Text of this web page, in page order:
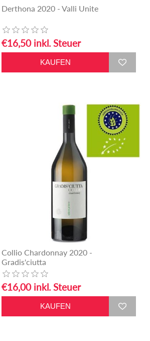
Derthona 2020 - Valli Unite
€16,50 inkl. Steuer
Collio Chardonnay 2020 -
Gradis'ciutta
€16,00 inkl. Steuer